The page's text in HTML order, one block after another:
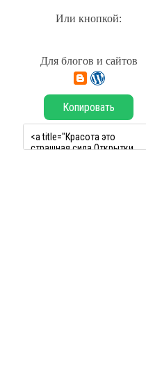
Или кнопкой:
Для блогов и сайтов
Копировать